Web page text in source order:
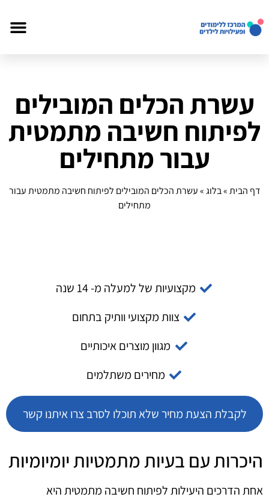
עשרת הכלים המובילים
לפיתוח חשיבה מתמטית
עבור מתחילים
דף הבית»בלוג»עשרת הכלים המובילים לפיתוח חשיבה מתמטית עבור
מתחילים
מקצועיות של למעלה מ- 14 שנה
צוות מקצועי וותיק בתחום
מגוון מוצרים איכותיים
מחירים משתלמים
לקבלת הצעת מחיר שלא תוכלו לסרב צרו איתנו קשר
היכרות עם בעיות מתמטיות יומיומיות
אחת הדרכים היעילות לפיתוח חשיבה מתמטית היא